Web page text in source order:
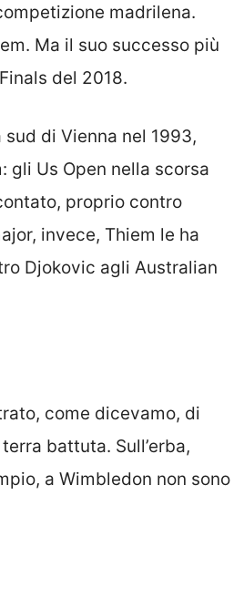
madrilena.
Ma il suo successo più
del 2018.
di Vienna nel 1993,
gli Us Open nella scorsa
proprio contro
invece, Thiem le ha
Djokovic agli Australian
come dicevamo, di
battuta. Sull’erba,
a Wimbledon non sono